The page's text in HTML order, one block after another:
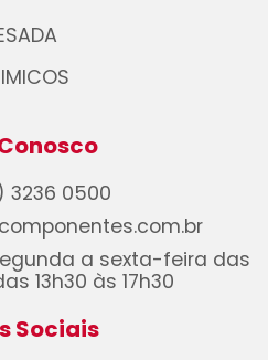
3236 0500
a sexta-feira das
13h30 às 17h30
Sociais